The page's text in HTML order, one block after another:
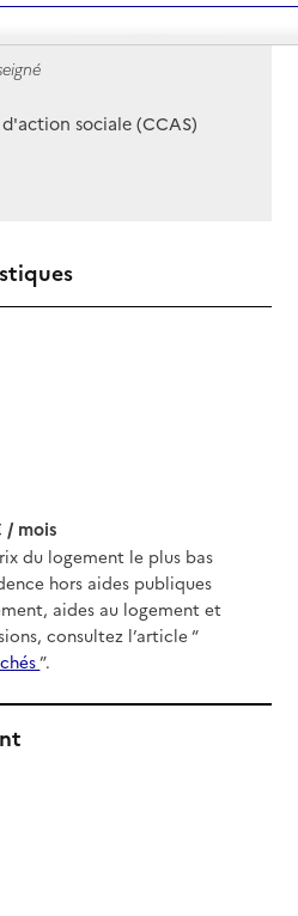
sociale (CCAS)
/ mois
du logement le plus bas
hors aides publiques
aides au logement et
consultez l’article “
”.